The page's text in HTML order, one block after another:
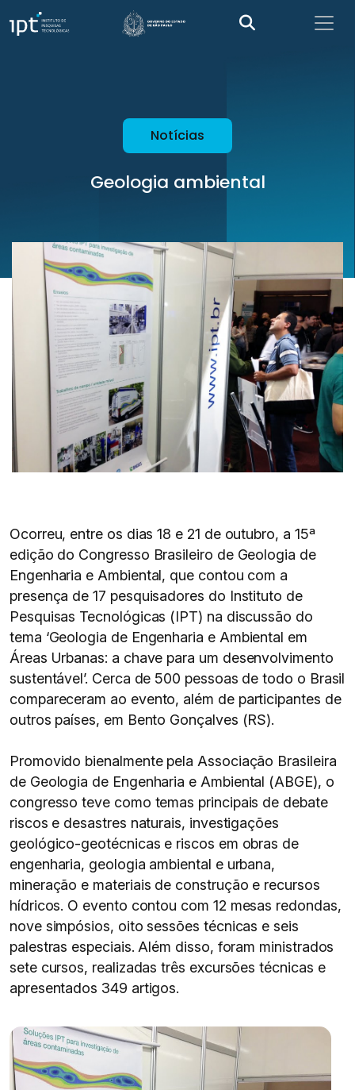
Notícias
Geologia ambiental
Ocorreu, entre os dias 18 e 21 de outubro, a 15ª
edição do Congresso Brasileiro de Geologia de
Engenharia e Ambiental, que contou com a
presença de 17 pesquisadores do Instituto de
Pesquisas Tecnológicas (IPT) na discussão do
tema ‘Geologia de Engenharia e Ambiental em
Áreas Urbanas: a chave para um desenvolvimento
sustentável’. Cerca de 500 pessoas de todo o Brasil
compareceram ao evento, além de participantes de
outros países, em Bento Gonçalves (RS).
Promovido bienalmente pela Associação Brasileira
de Geologia de Engenharia e Ambiental (ABGE), o
congresso teve como temas principais de debate
riscos e desastres naturais, investigações
geológico-geotécnicas e riscos em obras de
engenharia, geologia ambiental e urbana,
mineração e materiais de construção e recursos
hídricos. O evento contou com 12 mesas redondas,
nove simpósios, oito sessões técnicas e seis
palestras especiais. Além disso, foram ministrados
sete cursos, realizadas três excursões técnicas e
apresentados 349 artigos.